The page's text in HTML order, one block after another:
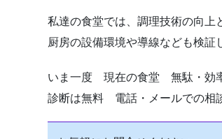
私達の食堂では、調理技術の向上
厨房の設備環境や導線なども検証
いま一度 現在の食堂 無駄・効
診断は無料 電話・メールでの相